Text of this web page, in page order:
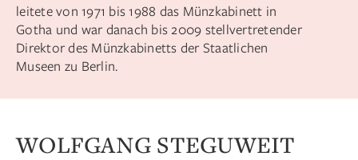
leitete von 1971 bis 1988 das Münzkabinett in
Gotha und war danach bis 2009 stellvertretender
Direktor des Münzkabinetts der Staat­lichen
Museen zu Berlin.
WOLFGANG STEGUWEIT